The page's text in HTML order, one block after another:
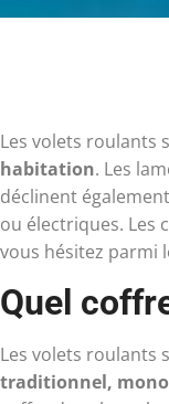
Les volets roulants
habitation. Les
déclinent
ou électriques. Les
vous hésitez parmi
Quel
Les volets roulants
traditionnel,